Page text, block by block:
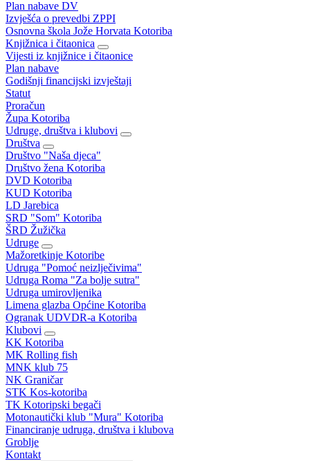
Plan nabave DV
Izvješća o prevedbi ZPPI
Osnovna škola Jože Horvata Kotoriba
Knjižnica i čitaonica
Vijesti iz knjižnice i čitaonice
Plan nabave
Godišnji financijski izvještaji
Statut
Proračun
Župa Kotoriba
Udruge, društva i klubovi
Društva
Društvo "Naša djeca"
Društvo žena Kotoriba
DVD Kotoriba
KUD Kotoriba
LD Jarebica
SRD "Som" Kotoriba
ŠRD Žužička
Udruge
Mažoretkinje Kotoribe
Udruga "Pomoć neizlječivima"
Udruga Roma "Za bolje sutra"
Udruga umirovljenika
Limena glazba Općine Kotoriba
Ogranak UDVDR-a Kotoriba
Klubovi
KK Kotoriba
MK Rolling fish
MNK klub 75
NK Graničar
STK Kos-kotoriba
TK Kotoripski begači
Motonautički klub "Mura" Kotoriba
Financiranje udruga, društva i klubova
Groblje
Kontakt